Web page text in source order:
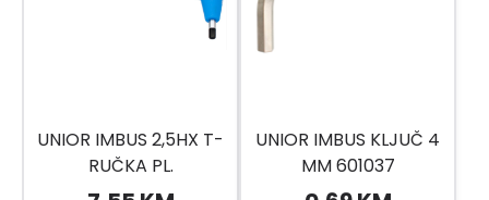
UNIOR IMBUS 2,5HX T-
RUČKA PL.
UNIOR IMBUS KLJUČ 4
MM 601037